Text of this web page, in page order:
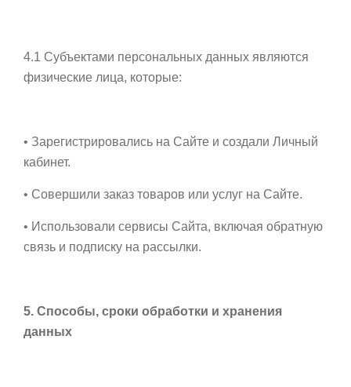
4.1 Субъектами персональных данных являются
физические лица, которые:
• Зарегистрировались на Сайте и создали Личный
кабинет.
• Совершили заказ товаров или услуг на Сайте.
• Использовали сервисы Сайта, включая обратную
связь и подписку на рассылки.
5. Способы, сроки обработки и хранения
данных